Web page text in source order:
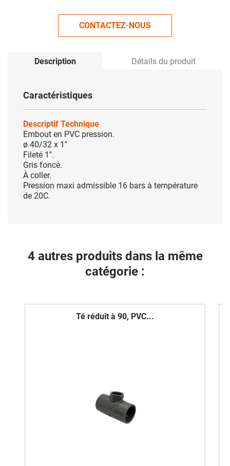
CONTACTEZ-NOUS
Description Détails du produit
Caractéristiques
Descriptif Technique
Embout en PVC pression.
ø 40/32 x 1''
Fileté 1''.
Gris foncé.
À coller.
Pression maxi admissible 16 bars à température
de 20C.
4 autres produits dans la même
catégorie :
Té réduit à 90, PVC...